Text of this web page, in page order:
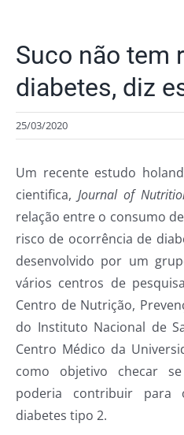
Suco não tem
diabetes, diz
25/03/2020
Um recente estudo
cientifica, Journal of
relação entre o consumo
risco de ocorrência de
desenvolvido por um
vários centros de
Centro de Nutrição,
do Instituto Nacional de
Centro Médico da
como objetivo checar
poderia contribuir para
diabetes tipo 2.